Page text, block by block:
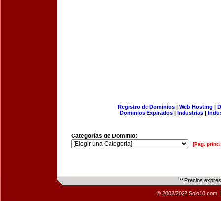
Registro de Dominios| Web Hosting |
Dominios Expirados | Industrias |
Categorías de Dominio:
[Pág.
** Precios
© 2002/2022 Solo10.com